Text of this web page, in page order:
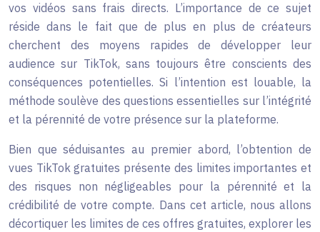
vos vidéos sans frais directs. L’importance de ce sujet
réside dans le fait que de plus en plus de créateurs
cherchent des moyens rapides de développer leur
audience sur TikTok, sans toujours être conscients des
conséquences potentielles. Si l’intention est louable, la
méthode soulève des questions essentielles sur l’intégrité
et la pérennité de votre présence sur la plateforme.
Bien que séduisantes au premier abord, l’obtention de
vues TikTok gratuites présente des limites importantes et
des risques non négligeables pour la pérennité et la
crédibilité de votre compte. Dans cet article, nous allons
décortiquer les limites de ces offres gratuites, explorer les